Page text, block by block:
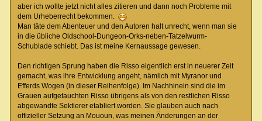
aber ich wollte jetzt nicht alles zitieren und dann noch Probleme mit
dem Urheberrecht bekommen.
Man täte dem Abenteuer und den Autoren halt unrecht, wenn man sie
in die übliche Oldschool-Dungeon-Orks-neben-Tatzelwurm-
Schublade schiebt. Das ist meine Kernaussage gewesen.
Den richtigen Sprung haben die Risso eigentlich erst in neuerer Zeit
gemacht, was ihre Entwicklung angeht, nämlich mit Myranor und
Efferds Wogen (in dieser Reihenfolge). Im Nachhinein sind die im
Grauen aufgetauchten Risso übrigens als von den restlichen Risso
abgewandte Sektierer etabliert worden. Sie glauben auch nach
offizieller Setzung an Mououn, was meinen Änderungen an der